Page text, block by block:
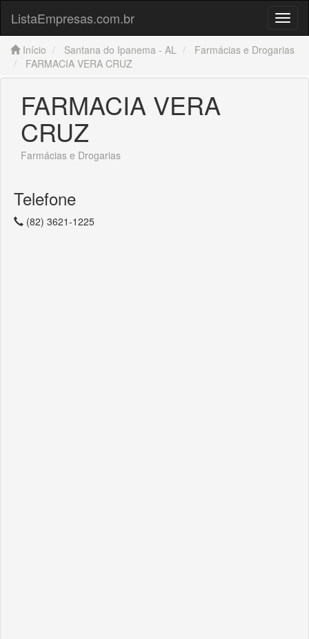
Menu
ListaEmpresas.com.br
Início Santana do Ipanema - AL
Farmácias e Drogarias
FARMACIA VERA CRUZ
FARMACIA VERA
CRUZ
Farmácias e Drogarias
Telefone
(82) 3621-1225